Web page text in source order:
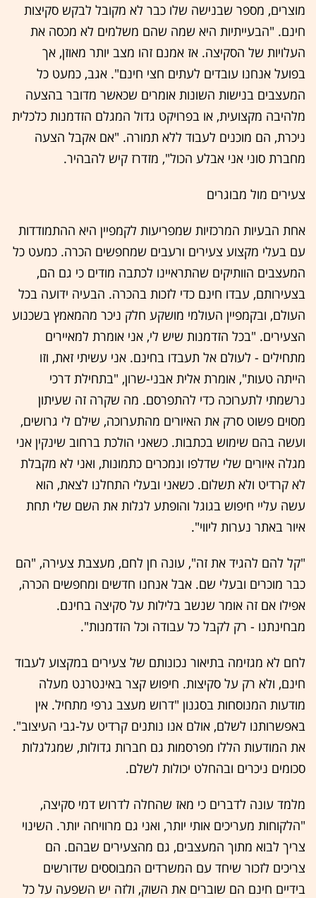
מוצרים, מספר שבנישה שלו כבר לא מקובל לבקש סקיצות
חינם. "הבעייתיות היא שמה שהם משלמים לא מכסה את
העלויות של הסקיצה. אז אמנם זהו מצב יותר מאוזן, אך
בפועל אנחנו עובדים לעתים חצי חינם". אגב, כמעט כל
המעצבים בנישות השונות אומרים שכאשר מדובר בהצעה
מלהיבה מקצועית, או בפרויקט גדול המגלם הזדמנות כלכלית
ניכרת, הם מוכנים לעבוד ללא תמורה. "אם אקבל הצעה
מחברת סוני אני אבלע הכול", מזדרז קיש להבהיר.
צעירים מול מבוגרים
אחת הבעיות המרכזיות שמפריעות לקמפיין היא ההתמודדות
עם בעלי מקצוע צעירים ורעבים שמחפשים הכרה. כמעט כל
המעצבים הוותיקים שהתראיינו לכתבה מודים כי גם הם,
בצעירותם, עבדו חינם כדי לזכות בהכרה. הבעיה ידועה בכל
העולם, ובקמפיין העולמי מושקע חלק ניכר מהמאמץ בשכנוע
הצעירים. "בכל הזדמנות שיש לי, אני אומרת למאיירים
מתחילים - לעולם אל תעבדו בחינם. אני עשיתי זאת, וזו
הייתה טעות", אומרת אלית אבני-שרון, "בתחילת דרכי
נרשמתי לתערוכה כדי להתפרסם. מה שקרה זה שעיתון
מסוים פשוט סרק את האיורים מהתערוכה, שילם לי גרושים,
ועשה בהם שימוש בכתבות. כשאני הולכת ברחוב שינקין אני
מגלה איורים שלי שדלפו ונמכרים כתמונות, ואני לא מקבלת
לא קרדיט ולא תשלום. כשאני ובעלי התחלנו לצאת, הוא
עשה עליי חיפוש בגוגל והופתע לגלות את השם שלי תחת
איור באתר נערות ליווי".
"קל להם להגיד את זה", עונה חן לחם, מעצבת צעירה, "הם
כבר מוכרים ובעלי שם. אבל אנחנו חדשים ומחפשים הכרה,
אפילו אם זה אומר שנשב בלילות על סקיצה בחינם.
מבחינתנו - רק לקבל כל עבודה וכל הזדמנות".
לחם לא מגזימה בתיאור נכונותם של צעירים במקצוע לעבוד
חינם, ולא רק על סקיצות. חיפוש קצר באינטרנט מעלה
מודעות המנוסחות בסגנון "דרוש מעצב גרפי מתחיל. אין
באפשרותנו לשלם, אולם אנו נותנים קרדיט על-גבי העיצוב".
את המודעות הללו מפרסמות גם חברות גדולות, שמגלגלות
סכומים ניכרים ובהחלט יכולות לשלם.
מלמד עונה לדברים כי מאז שהחלה לדרוש דמי סקיצה,
"הלקוחות מעריכים אותי יותר, ואני גם מרוויחה יותר. השינוי
צריך לבוא מתוך המעצבים, גם מהצעירים שבהם. הם
צריכים לזכור שיחד עם המשרדים המבוססים שדורשים
בידיים חינם הם שוברים את השוק, ולזה יש השפעה על כל